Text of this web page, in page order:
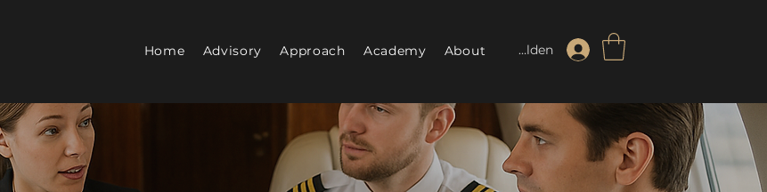
Home Advisory Approach Academy About Anmelden